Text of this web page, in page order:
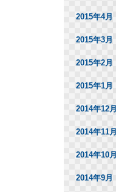
2015年4月
2015年3月
2015年2月
2015年1月
2014年12月
2014年11月
2014年10月
2014年9月